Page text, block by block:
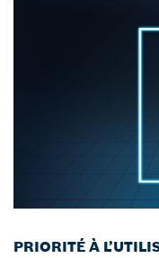
PRIORITÉ À